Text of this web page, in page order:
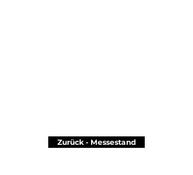
Zurück - Messestand